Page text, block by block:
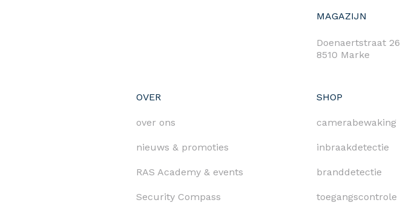
MAGAZIJN
Doenaertstraat 26
8510 Marke
OVER
over ons
nieuws & promoties
RAS Academy & events
Security Compass
SHOP
camerabewaking
inbraakdetectie
branddetectie
toegangscontrole